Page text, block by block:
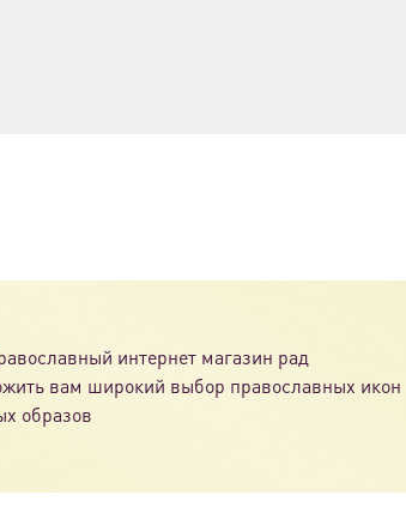
интернет магазин рад
вам широкий выбор православных икон
образов